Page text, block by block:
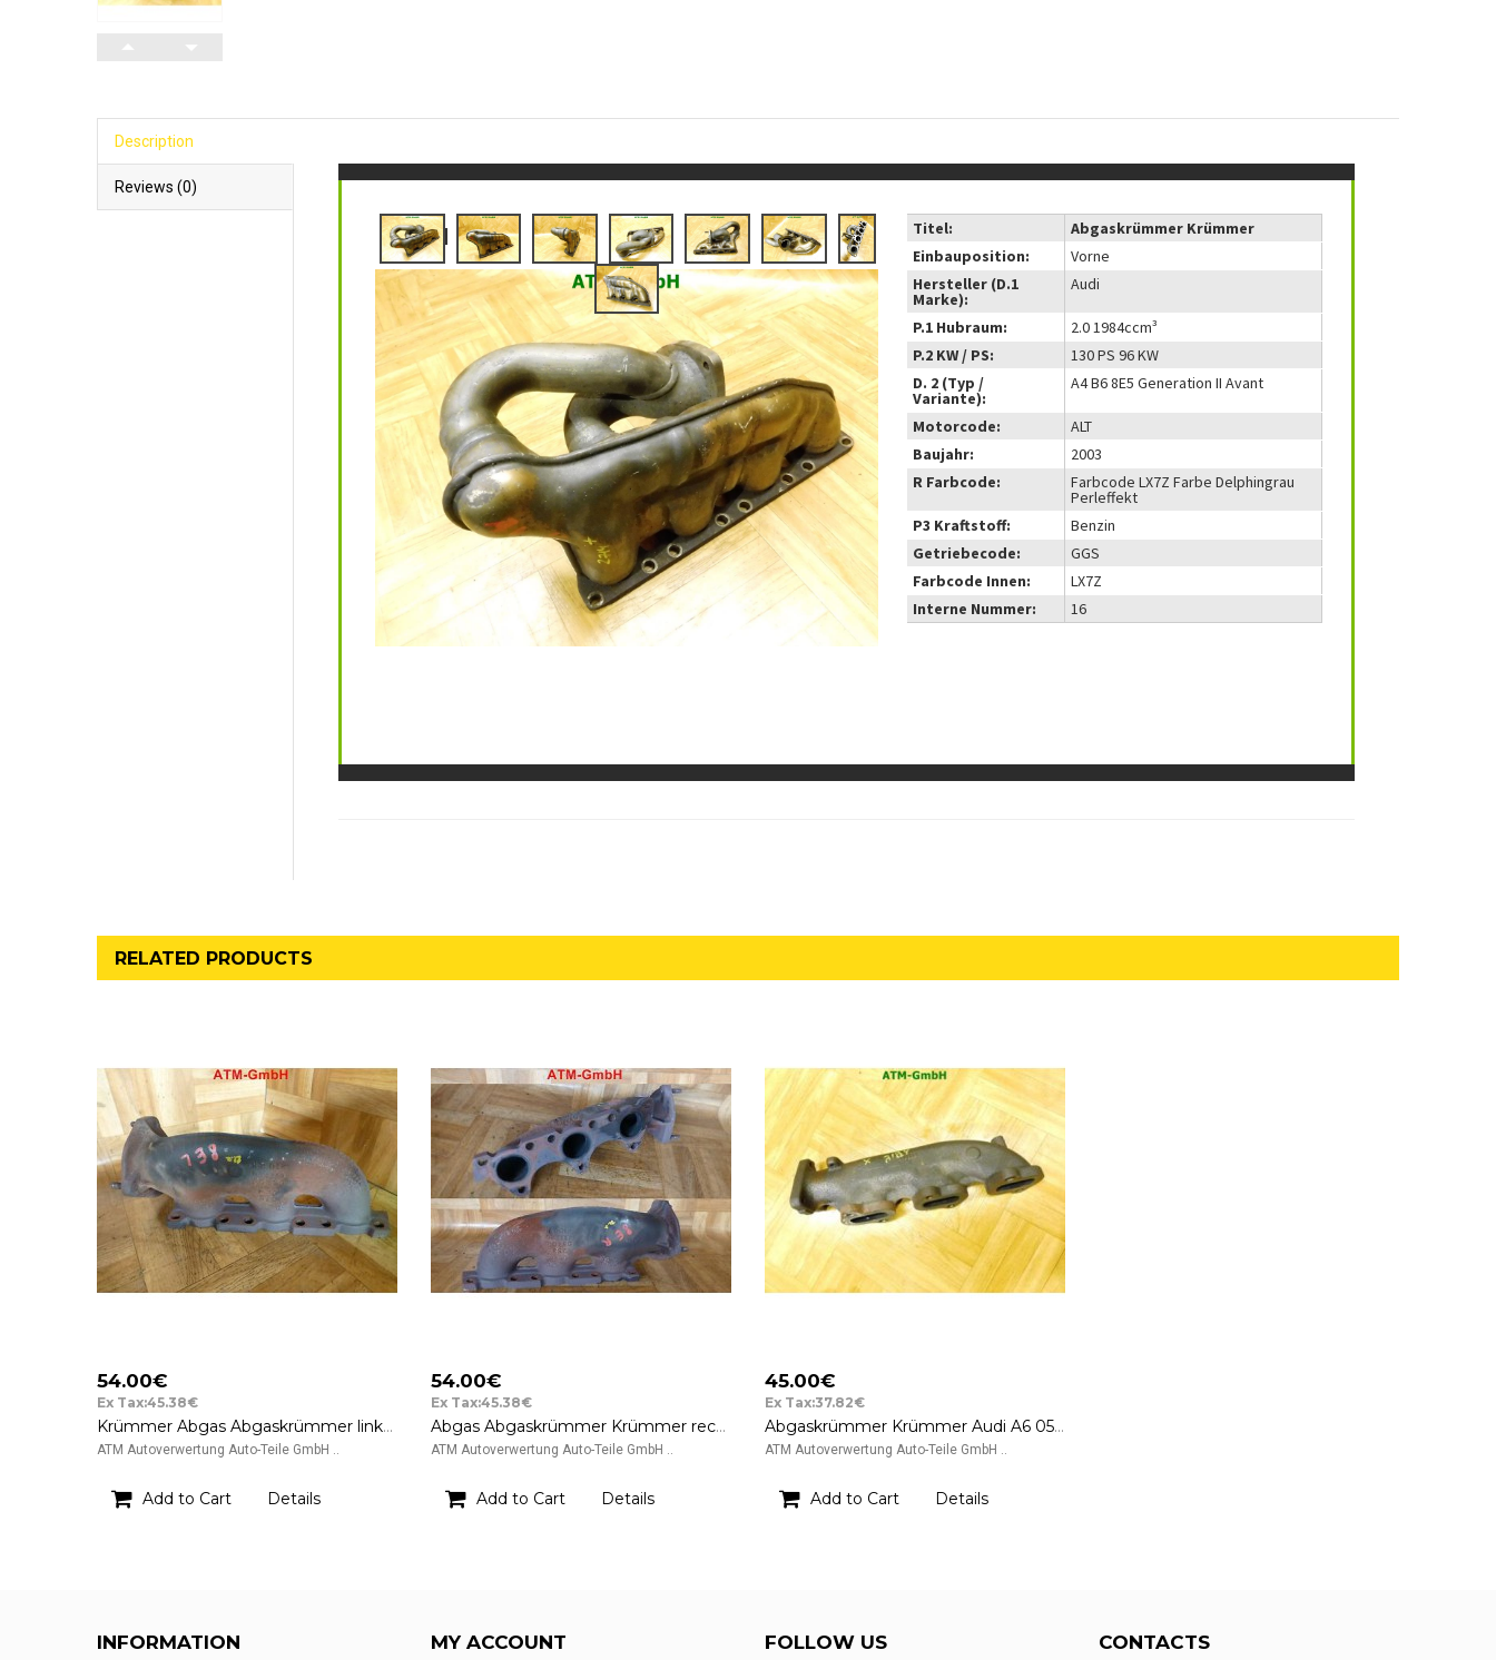
Description
Reviews (0)
Titel:
Abgaskrümmer Krümmer
Einbauposition:
Vorne
Hersteller (D.1
Marke):
Audi
P.1 Hubraum:
2.0 1984ccm³
P.2 KW / PS:
130 PS 96 KW
D. 2 (Typ /
Variante):
A4 B6 8E5 Generation II Avant
Motorcode:
ALT
Baujahr:
2003
R Farbcode:
Farbcode LX7Z Farbe Delphingrau
Perleffekt
P3 Kraftstoff:
Benzin
Getriebecode:
GGS
Farbcode Innen:
LX7Z
Interne Nummer:
16
RELATED PRODUCTS
54.00€
Ex Tax:45.38€
Krümmer Abgas Abgaskrümmer links Audi A4 8E 033DJ 130202
ATM Autoverwertung Auto-Teile GmbH ..
Add to Cart Details
54.00€
Ex Tax:45.38€
Abgas Abgaskrümmer Krümmer rechts Audi A4 8E 033DJ 5678910 070901
ATM Autoverwertung Auto-Teile GmbH ..
Add to Cart Details
45.00€
Ex Tax:37.82€
Abgaskrümmer Krümmer Audi A6 059253033P
ATM Autoverwertung Auto-Teile GmbH ..
Add to Cart Details
INFORMATION MY ACCOUNT FOLLOW US CONTACTS